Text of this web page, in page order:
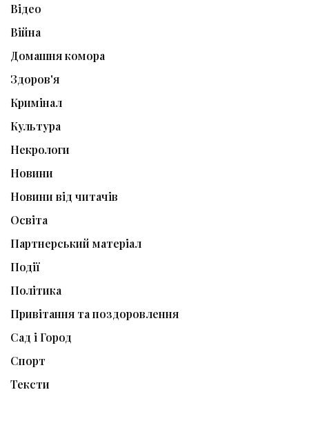
Відео
Війна
Домашня комора
Здоров'я
Кримінал
Культура
Некрологи
Новини
Новини від читачів
Освіта
Партнерський матеріал
Події
Політика
Привітання та поздоровлення
Сад і Город
Спорт
Тексти